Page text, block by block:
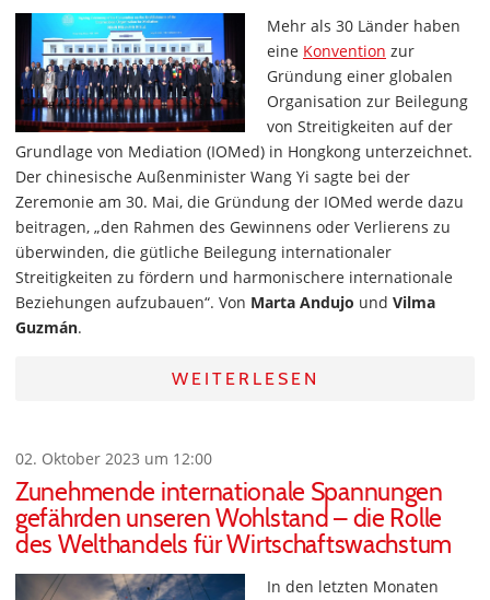
Mehr als 30 Länder haben
eine Konvention zur
Gründung einer globalen
Organisation zur Beilegung
von Streitigkeiten auf der
Grundlage von Mediation (IOMed) in Hongkong unterzeichnet.
Der chinesische Außenminister Wang Yi sagte bei der
Zeremonie am 30. Mai, die Gründung der IOMed werde dazu
beitragen, „den Rahmen des Gewinnens oder Verlierens zu
überwinden, die gütliche Beilegung internationaler
Streitigkeiten zu fördern und harmonischere internationale
Beziehungen aufzubauen“. Von Marta Andujo und Vilma
Guzmán.
WEITERLESEN
02. Oktober 2023 um 12:00
Zunehmende internationale Spannungen
gefährden unseren Wohlstand – die Rolle
des Welthandels für Wirtschaftswachstum
In den letzten Monaten